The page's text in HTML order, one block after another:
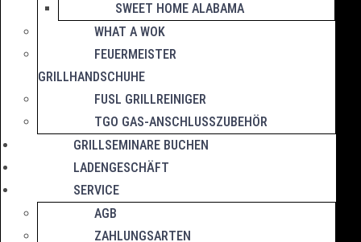
SWEET HOME ALABAMA
WHAT A WOK
FEUERMEISTER
GRILLHANDSCHUHE
FUSL GRILLREINIGER
TGO GAS-ANSCHLUSSZUBEHÖR
GRILLSEMINARE BUCHEN
LADENGESCHÄFT
SERVICE
AGB
ZAHLUNGSARTEN